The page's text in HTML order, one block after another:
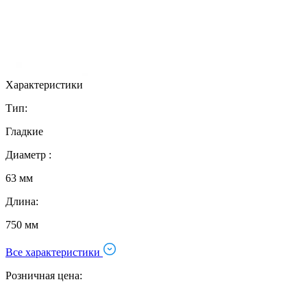
Характеристики
Тип:
Гладкие
Диаметр :
63 мм
Длина:
750 мм
Все характеристики
Розничная цена: